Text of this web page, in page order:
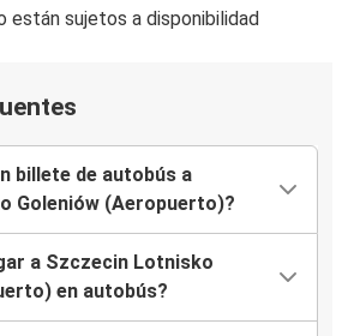
están sujetos a disponibilidad
billete de autobús a
Goleniów (Aeropuerto)?
a Szczecin Lotnisko
en autobús?